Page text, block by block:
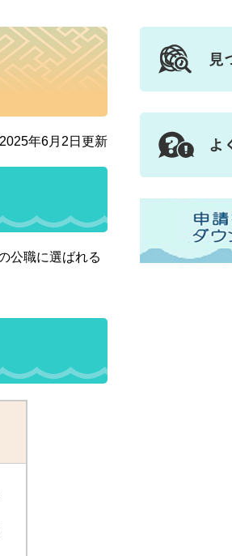
年6月2日更新
公職に選ばれる